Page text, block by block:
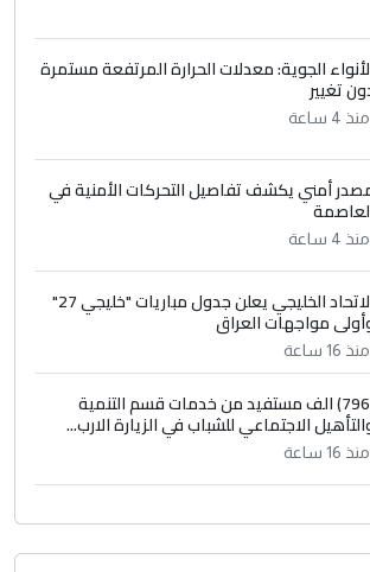
يعتمد على الكفاءة ...
الإهمال واغتصاب الأرض.. بلاد
الجفاف والتصحر!!
الجوية: معدلات الحرارة المرتفعة مستمرة
تغيير
منذ 4 ساعة
أمني يكشف تفاصيل التحركات الأمنية في
منذ 4 ساعة
الاتحاد الخليجي يعلن جدول مباريات "خليجي 27"
مواجهات العراق
منذ 16 ساعة
(796) الف مستفيد من خدمات قسم التنمية
الاجتماعي للشباب في الزيارة الارب...
منذ 16 ساعة